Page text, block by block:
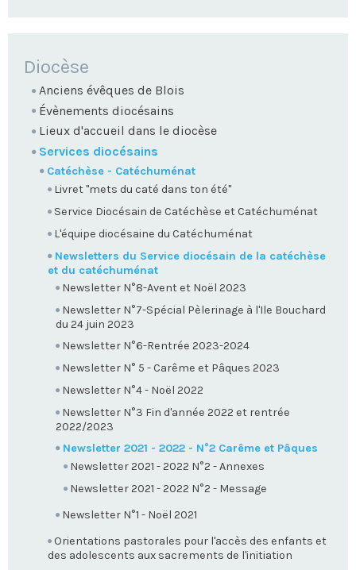
NAVIGATION
Diocèse
Anciens évêques de Blois
Évènements diocésains
Lieux d'accueil dans le diocèse
Services diocésains
Catéchèse - Catéchuménat
Livret "mets du caté dans ton été"
Service Diocésain de Catéchèse et Catéchuménat
L'équipe diocésaine du Catéchuménat
Newsletters du Service diocésain de la catéchèse
et du catéchuménat
Newsletter N°8-Avent et Noël 2023
Newsletter N°7-Spécial Pèlerinage à l'Ile Bouchard
du 24 juin 2023
Newsletter N°6-Rentrée 2023-2024
Newsletter N° 5 - Carême et Pâques 2023
Newsletter N°4 - Noël 2022
Newsletter N°3 Fin d'année 2022 et rentrée
2022/2023
Newsletter 2021 - 2022 - N°2 Carême et Pâques
Newsletter 2021 - 2022 N°2 - Annexes
Newsletter 2021 - 2022 N°2 - Message
Newsletter N°1 - Noël 2021
Orientations pastorales pour l'accès des enfants et
des adolescents aux sacrements de l'initiation